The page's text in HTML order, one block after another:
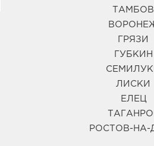
ТАМБОВ
ГРЯЗИ
ГУБКИН
ЛИСКИ
ЕЛЕЦ
РОСТОВ-НА-